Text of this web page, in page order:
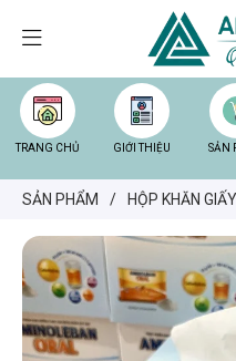
TRANG CHỦ GIỚI THIỆU SẢN
SẢN PHẨM / HỘP KHĂN